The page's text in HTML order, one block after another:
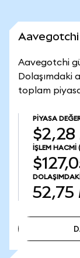
Aavegotchi
Dolaşımdaki
toplam
PIYASA
$2,28
İŞLEM HACMI
52,75